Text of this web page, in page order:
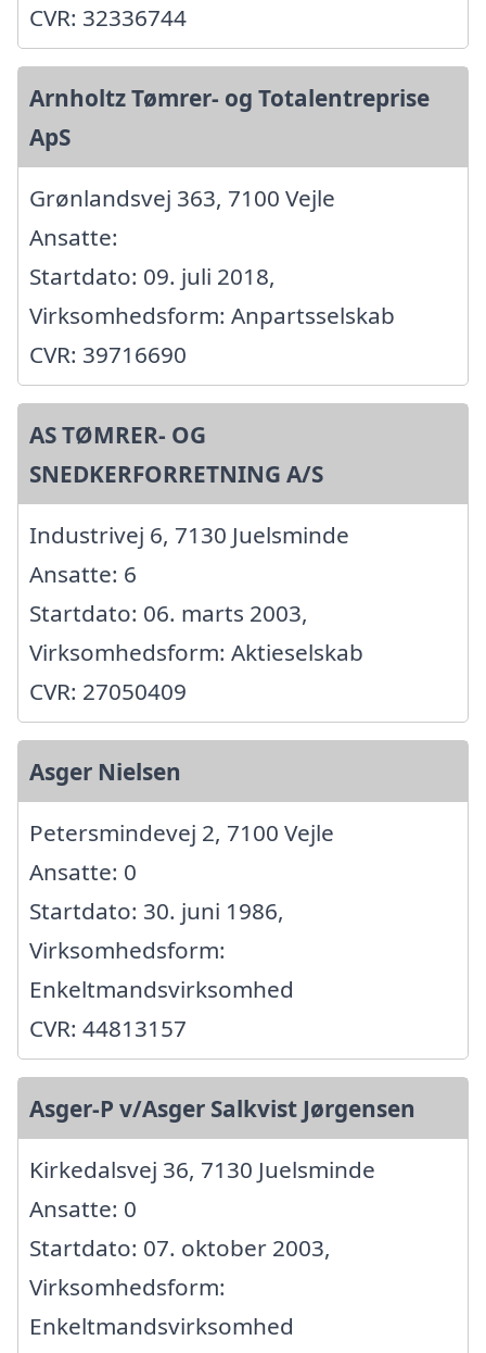
CVR: 32336744
Arnholtz Tømrer- og Totalentreprise
ApS
Grønlandsvej 363, 7100 Vejle
Ansatte:
Startdato: 09. juli 2018,
Virksomhedsform: Anpartsselskab
CVR: 39716690
AS TØMRER- OG
SNEDKERFORRETNING A/S
Industrivej 6, 7130 Juelsminde
Ansatte: 6
Startdato: 06. marts 2003,
Virksomhedsform: Aktieselskab
CVR: 27050409
Asger Nielsen
Petersmindevej 2, 7100 Vejle
Ansatte: 0
Startdato: 30. juni 1986,
Virksomhedsform:
Enkeltmandsvirksomhed
CVR: 44813157
Asger-P v/Asger Salkvist Jørgensen
Kirkedalsvej 36, 7130 Juelsminde
Ansatte: 0
Startdato: 07. oktober 2003,
Virksomhedsform:
Enkeltmandsvirksomhed